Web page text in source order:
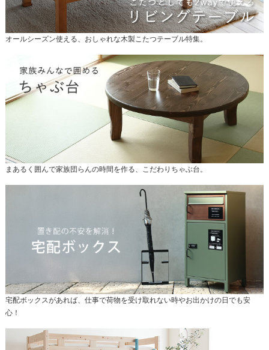
オールシーズン使える、おしゃれな木製こたつテーブル特集。
まあるく囲んで家族団らんの時間を作る、こだわりちゃぶ台。
宅配ボックスがあれば、仕事で荷物を受け取れない時やお出かけの日でも安
心！